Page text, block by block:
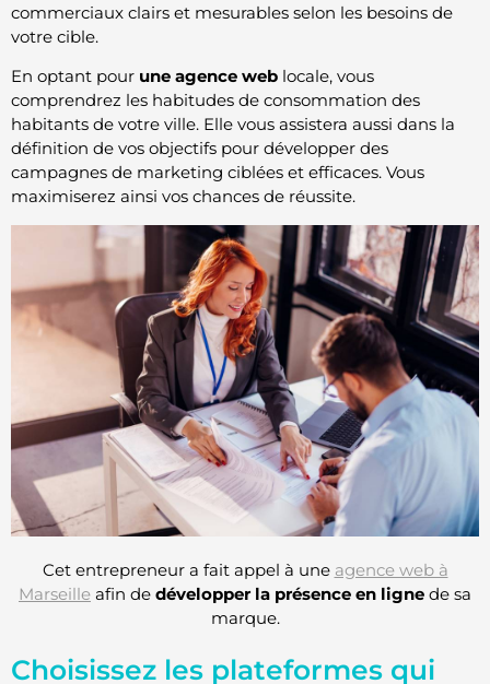
commerciaux clairs et mesurables selon les besoins de
votre cible.
En optant pour une agence web locale, vous
comprendrez les habitudes de consommation des
habitants de votre ville. Elle vous assistera aussi dans la
définition de vos objectifs pour développer des
campagnes de marketing ciblées et efficaces. Vous
maximiserez ainsi vos chances de réussite.
Cet entrepreneur a fait appel à une agence web à
Marseille afin de développer la présence en ligne de sa
marque.
Choisissez les plateformes qui